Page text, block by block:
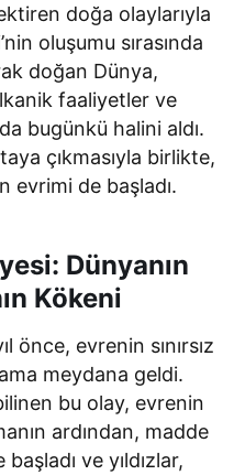
doğa olaylarıyla
oluşumu sırasında
doğan Dünya,
faaliyetler ve
bugünkü halini aldı.
çıkmasıyla birlikte,
evrimi de başladı.
Dünyanın
Kökeni
önce, evrenin sınırsız
meydana geldi.
bu olay, evrenin
ardından, madde
ve yıldızlar,